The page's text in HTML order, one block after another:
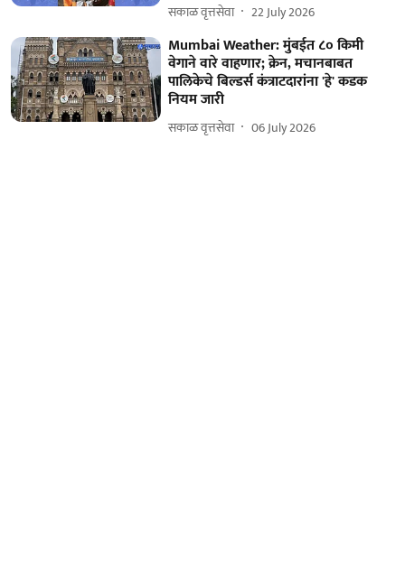
सकाळ वृत्तसेवा 22 July 2026
Mumbai Weather: मुंबईत ८० किमी
वेगाने वारे वाहणार; क्रेन, मचानबाबत
पालिकेचे बिल्डर्स कंत्राटदारांना 'हे' कडक
नियम जारी
सकाळ वृत्तसेवा 06 July 2026